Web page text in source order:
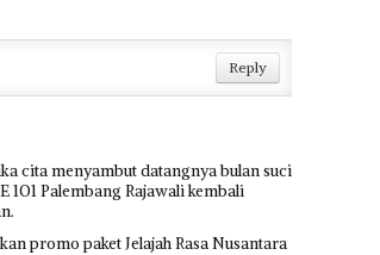
Bocah SD Tewas
Reply
cita menyambut datangnya bulan suci
1O1 Palembang Rajawali kembali
promo paket Jelajah Rasa Nusantara